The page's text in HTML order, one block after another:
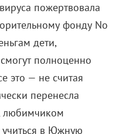
пожертвовала
фонду No
дети,
полноценно
это — не считая
перенесла
любимчиком
в Южную